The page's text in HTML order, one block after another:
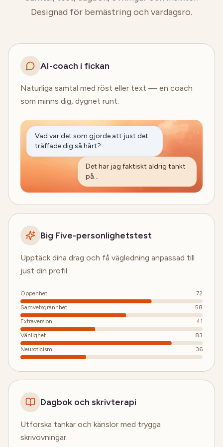
“Den är professionell, precis som en
“ Samtalet var utmärkt — med extra frågor
imponerande! ”
“Bra samtal och reflektioner som hjälper en
att förstå de handlingar man utför.
Min psykolog var inte i närheten av den
hjälp jag har fått av BeBalanced.ai!”
Att kunna sitta tryggt hemma och arbeta
med det allra mest privata är väldigt
“Personlig psykolog i fickan! Helt otroligt!
Inte bara själva produkten, utan riktig,
praktisk psykologi rakt in i mitt liv! Jag kan i
lugn och ro arbeta med mina saker när det
passar mig — inte när det passar en
stressad psykolog 45 minuter varannan
vecka.”
självutvecklingsverktyg. Jag upplever
Designad för bemästring och vardagsro.
AI-coach i fickan
Naturliga samtal med röst eller text — en coach
som minns dig, dygnet runt.
Vad var det som gjorde att just det
träffade dig så hårt?
Det har jag faktiskt aldrig tänkt
på…
Big Five-personlighetstest
Upptäck dina drag och få vägledning anpassad till
just din profil.
Öppenhet
72
Samvetsgrannhet
58
Extraversion
41
Vänlighet
83
Neuroticism
36
Dagbok och skrivterapi
Utforska tankar och känslor med trygga
skrivövningar.